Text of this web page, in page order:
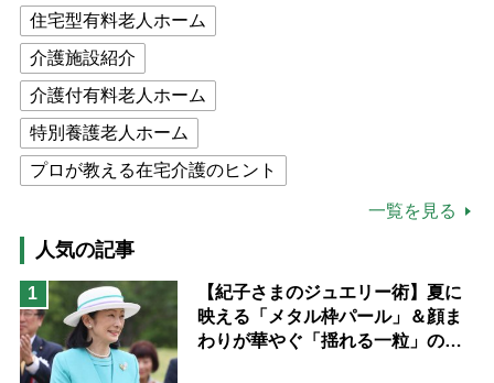
住宅型有料老人ホーム
介護施設紹介
介護付有料老人ホーム
特別養護老人ホーム
プロが教える在宅介護のヒント
高木ブー
ケアマネジャー
猫が母になつきません
息子の遠距離介護サバイバル術
兄がボケました
一覧を見る
人気の記事
1
【紀子さまのジュエリー術】夏に
映える「メタル枠パール」＆顔ま
わりが華やぐ「揺れる一粒」の使